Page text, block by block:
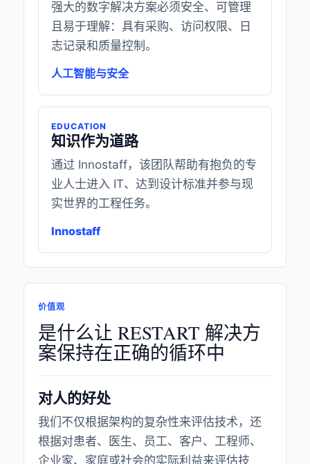
强大的数字解决方案必须安全、可管理
且易于理解：具有采购、访问权限、日
志记录和质量控制。
人工智能与安全
EDUCATION
知识作为道路
通过 Innostaff，该团队帮助有抱负的专
业人士进入 IT、达到设计标准并参与现
实世界的工程任务。
Innostaff
价值观
是什么让 RESTART 解决方
案保持在正确的循环中
对人的好处
我们不仅根据架构的复杂性来评估技术，还
根据对患者、医生、员工、客户、工程师、
企业家、家庭或社会的实际利益来评估技